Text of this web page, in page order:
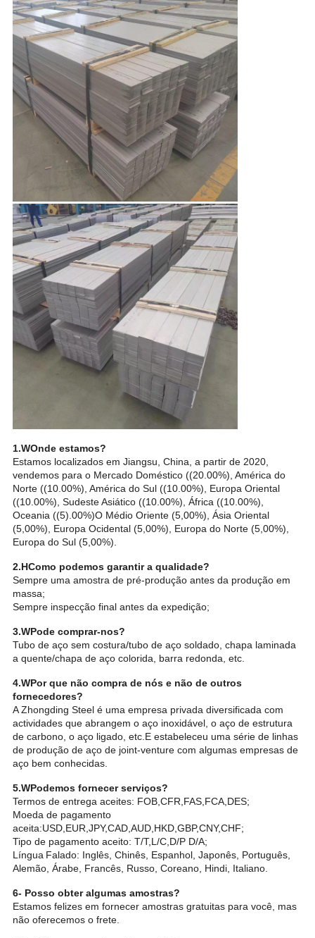
1.WOnde estamos?
Estamos localizados em Jiangsu, China, a partir de 2020,
vendemos para o Mercado Doméstico ((20.00%), América do
Norte ((10.00%), América do Sul ((10.00%), Europa Oriental
((10.00%), Sudeste Asiático ((10.00%), África ((10.00%),
Oceania ((5).00%)O Médio Oriente (5,00%), Ásia Oriental
(5,00%), Europa Ocidental (5,00%), Europa do Norte (5,00%),
Europa do Sul (5,00%).
2.HComo podemos garantir a qualidade?
Sempre uma amostra de pré-produção antes da produção em
massa;
Sempre inspecção final antes da expedição;
3.WPode comprar-nos?
Tubo de aço sem costura/tubo de aço soldado, chapa laminada
a quente/chapa de aço colorida, barra redonda, etc.
4.WPor que não compra de nós e não de outros
fornecedores?
A Zhongding Steel é uma empresa privada diversificada com
actividades que abrangem o aço inoxidável, o aço de estrutura
de carbono, o aço ligado, etc.E estabeleceu uma série de linhas
de produção de aço de joint-venture com algumas empresas de
aço bem conhecidas.
5.WPodemos fornecer serviços?
Termos de entrega aceites: FOB,CFR,FAS,FCA,DES;
Moeda de pagamento
aceita:USD,EUR,JPY,CAD,AUD,HKD,GBP,CNY,CHF;
Tipo de pagamento aceito: T/T,L/C,D/P D/A;
Língua Falado: Inglês, Chinês, Espanhol, Japonês, Português,
Alemão, Árabe, Francês, Russo, Coreano, Hindi, Italiano.
6- Posso obter algumas amostras?
Estamos felizes em fornecer amostras gratuitas para você, mas
não oferecemos o frete.